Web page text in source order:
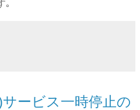
｡
ービス一時停止の